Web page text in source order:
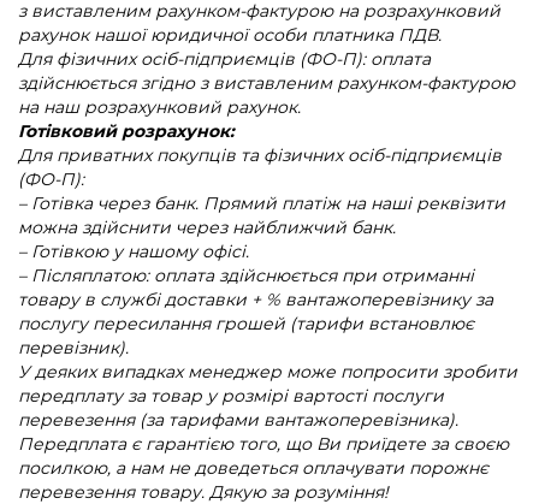
з виставленим рахунком-фактурою на розрахунковий
рахунок нашої юридичної особи платника ПДВ.
Для фізичних осіб-підприємців (ФО-П): оплата
здійснюється згідно з виставленим рахунком-фактурою
на наш розрахунковий рахунок.
Готівковий розрахунок:
Для приватних покупців та фізичних осіб-підприємців
(ФО-П):
– Готівка через банк. Прямий платіж на наші реквізити
можна здійснити через найближчий банк.
– Готівкою у нашому офісі.
– Післяплатою: оплата здійснюється при отриманні
товару в службі доставки + % вантажоперевізнику за
послугу пересилання грошей (тарифи встановлює
перевізник).
У деяких випадках менеджер може попросити зробити
передплату за товар у розмірі вартості послуги
перевезення (за тарифами вантажоперевізника).
Передплата є гарантією того, що Ви приїдете за своєю
посилкою, а нам не доведеться оплачувати порожнє
перевезення товару. Дякую за розуміння!